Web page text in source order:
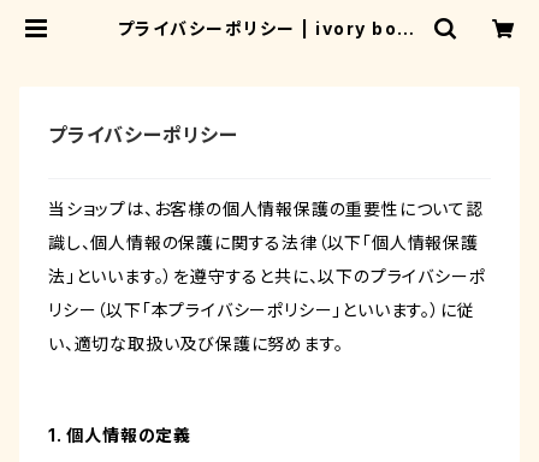
プライバシーポリシー | ivory book
プライバシーポリシー
当ショップは、お客様の個人情報保護の重要性について認
識し、個人情報の保護に関する法律（以下「個人情報保護
法」といいます。）を遵守すると共に、以下のプライバシーポ
リシー（以下「本プライバシーポリシー」といいます。）に従
い、適切な取扱い及び保護に努めます。
1. 個人情報の定義